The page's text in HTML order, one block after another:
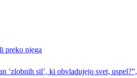
preko njega
‘zlobnih sil’, ki obvladujejo svet,